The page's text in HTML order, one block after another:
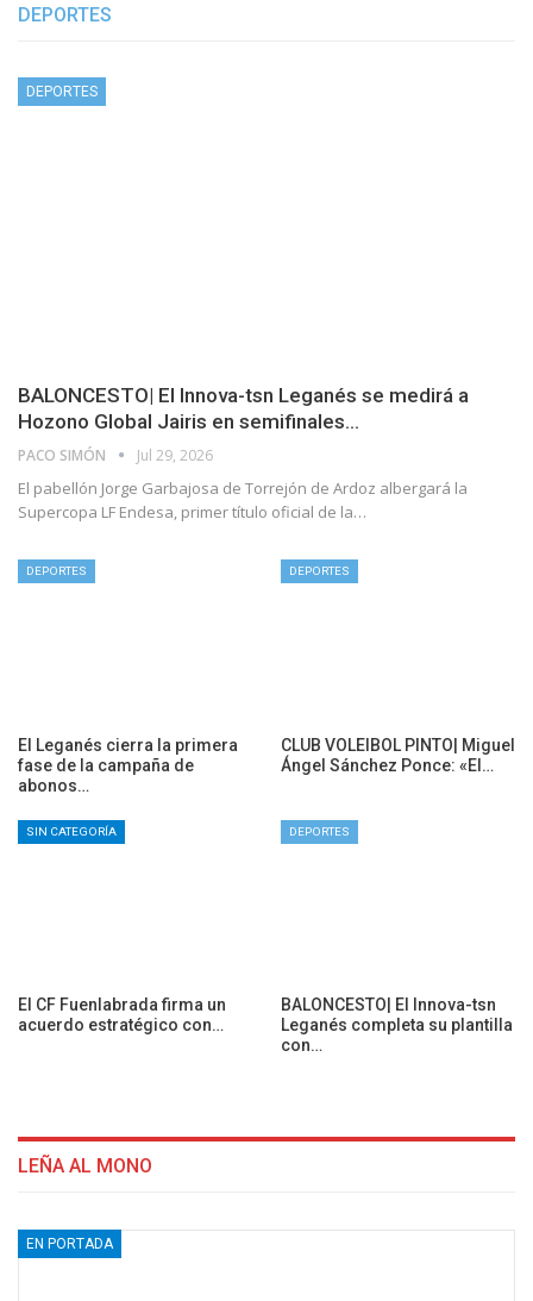
DEPORTES
DEPORTES
BALONCESTO| El Innova-tsn Leganés se medirá a
Hozono Global Jairis en semifinales…
PACO SIMÓN Jul 29, 2026
El pabellón Jorge Garbajosa de Torrejón de Ardoz albergará la
Supercopa LF Endesa, primer título oficial de la…
DEPORTES
El Leganés cierra la primera
fase de la campaña de
abonos…
DEPORTES
CLUB VOLEIBOL PINTO| Miguel
Ángel Sánchez Ponce: «El…
SIN CATEGORÍA
El CF Fuenlabrada firma un
acuerdo estratégico con…
DEPORTES
BALONCESTO| El Innova-tsn
Leganés completa su plantilla
con…
LEÑA AL MONO
EN PORTADA